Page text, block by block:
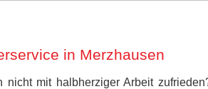
in Merzhausen
nicht mit halbherziger Arbeit